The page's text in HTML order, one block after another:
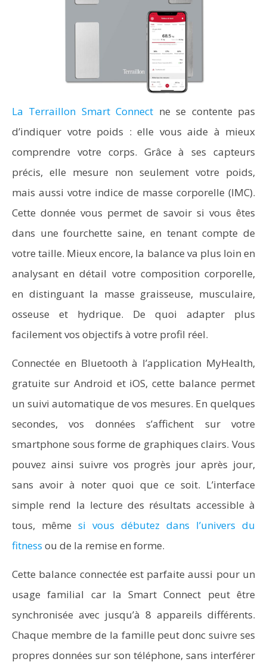
La Terraillon Smart Connect ne se contente pas
d’indiquer votre poids : elle vous aide à mieux
comprendre votre corps. Grâce à ses capteurs
précis, elle mesure non seulement votre poids,
mais aussi votre indice de masse corporelle (IMC).
Cette donnée vous permet de savoir si vous êtes
dans une fourchette saine, en tenant compte de
votre taille. Mieux encore, la balance va plus loin en
analysant en détail votre composition corporelle,
en distinguant la masse graisseuse, musculaire,
osseuse et hydrique. De quoi adapter plus
facilement vos objectifs à votre profil réel.
Connectée en Bluetooth à l’application MyHealth,
gratuite sur Android et iOS, cette balance permet
un suivi automatique de vos mesures. En quelques
secondes, vos données s’affichent sur votre
smartphone sous forme de graphiques clairs. Vous
pouvez ainsi suivre vos progrès jour après jour,
sans avoir à noter quoi que ce soit. L’interface
simple rend la lecture des résultats accessible à
tous, même si vous débutez dans l’univers du
fitness ou de la remise en forme.
Cette balance connectée est parfaite aussi pour un
usage familial car la Smart Connect peut être
synchronisée avec jusqu’à 8 appareils différents.
Chaque membre de la famille peut donc suivre ses
propres données sur son téléphone, sans interférer